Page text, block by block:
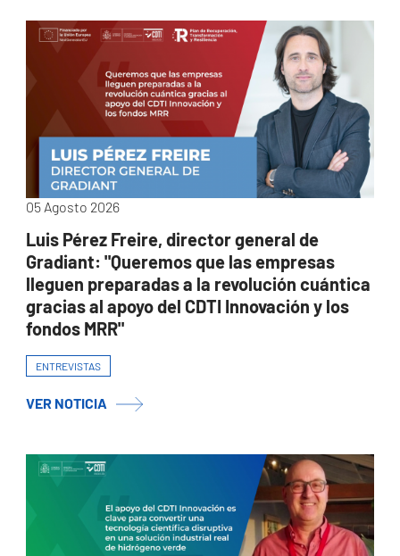
05 Agosto 2026
Luis Pérez Freire, director general de
Gradiant: "Queremos que las empresas
lleguen preparadas a la revolución cuántica
gracias al apoyo del CDTI Innovación y los
fondos MRR"
ENTREVISTAS
VER NOTICIA